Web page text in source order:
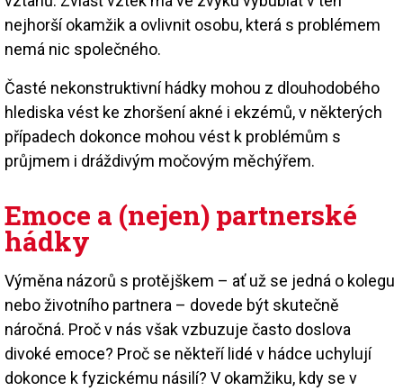
nejhorší okamžik a ovlivnit osobu, která s problémem
nemá nic společného.
Časté nekonstruktivní hádky mohou z dlouhodobého
hlediska vést ke zhoršení akné i ekzémů, v některých
případech dokonce mohou vést k problémům s
průjmem i dráždivým močovým měchýřem.
Emoce a (nejen) partnerské
hádky
Výměna názorů s protějškem – ať už se jedná o kolegu
nebo životního partnera – dovede být skutečně
náročná. Proč v nás však vzbuzuje často doslova
divoké emoce? Proč se někteří lidé v hádce uchylují
dokonce k fyzickému násilí? V okamžiku, kdy se v